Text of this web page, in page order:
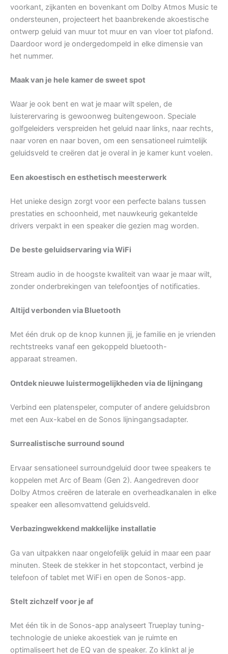
voorkant, zijkanten en bovenkant om Dolby Atmos Music te
ondersteunen, projecteert het baanbrekende akoestische
ontwerp geluid van muur tot muur en van vloer tot plafond.
Daardoor word je ondergedompeld in elke dimensie van
het nummer.
Maak van je hele kamer de sweet spot
Waar je ook bent en wat je maar wilt spelen, de
luisterervaring is gewoonweg buitengewoon. Speciale
golfgeleiders verspreiden het geluid naar links, naar rechts,
naar voren en naar boven, om een sensationeel ruimtelijk
geluidsveld te creëren dat je overal in je kamer kunt voelen.
Een akoestisch en esthetisch meesterwerk
Het unieke design zorgt voor een perfecte balans tussen
prestaties en schoonheid, met nauwkeurig gekantelde
drivers verpakt in een speaker die gezien mag worden.
De beste geluidservaring via WiFi
Stream audio in de hoogste kwaliteit van waar je maar wilt,
zonder onderbrekingen van telefoontjes of notificaties.
Altijd verbonden via Bluetooth
Met één druk op de knop kunnen jij, je familie en je vrienden
rechtstreeks vanaf een gekoppeld bluetooth-
apparaat streamen.
Ontdek nieuwe luistermogelijkheden via de lijningang
Verbind een platenspeler, computer of andere geluidsbron
met een Aux-kabel en de Sonos lijningangsadapter.
Surrealistische surround sound
Ervaar sensationeel surroundgeluid door twee speakers te
koppelen met Arc of Beam (Gen 2). Aangedreven door
Dolby Atmos creëren de laterale en overheadkanalen in elke
speaker een allesomvattend geluidsveld.
Verbazingwekkend makkelijke installatie
Ga van uitpakken naar ongelofelijk geluid in maar een paar
minuten. Steek de stekker in het stopcontact, verbind je
telefoon of tablet met WiFi en open de Sonos-app.
Stelt zichzelf voor je af
Met één tik in de Sonos-app analyseert Trueplay tuning-
technologie de unieke akoestiek van je ruimte en
optimaliseert het de EQ van de speaker. Zo klinkt al je